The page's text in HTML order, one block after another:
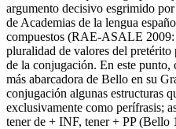
argumento decisivo esgrimido
de Academias de la lengua
compuestos (RAE-ASALE 2009:
pluralidad de valores del
de la conjugación. En este punto,
más abarcadora de Bello en su
conjugación algunas estructuras
exclusivamente como perífrasis;
tener de + INF, tener+ PP(Bello